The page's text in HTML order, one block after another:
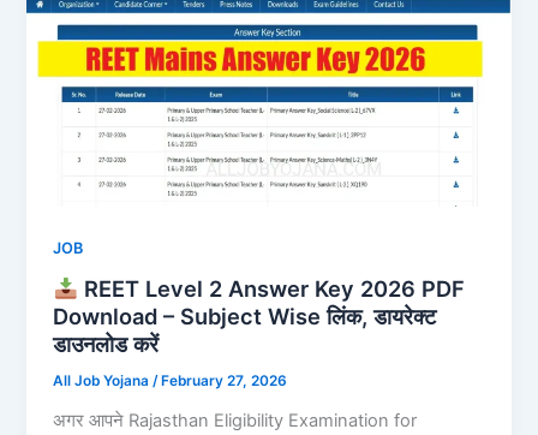
JOB
REET Level 2 Answer Key 2026 PDF
Download – Subject Wise लिंक, डायरेक्ट
डाउनलोड करें
All Job Yojana/ February 27, 2026
अगर आपने Rajasthan Eligibility Examination for